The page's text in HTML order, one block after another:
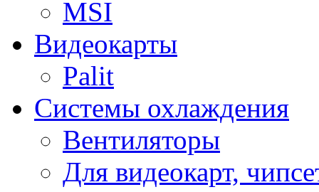
MSI
Видеокарты
Palit
Системы охлаждения
Вентиляторы
Для видеокарт,